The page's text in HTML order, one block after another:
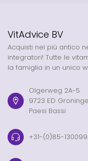
VitAdvice BV
Acquisti nel più antico
integratori! Tutte le
la famiglia in un unico
Olgerweg 2A-5
9723 ED
Paesi Bassi
+31-(0)85-